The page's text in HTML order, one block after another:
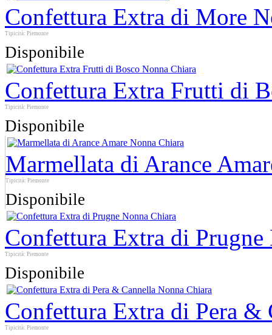
Confettura Extra di More
Tipicità: Piemonte
Disponibile
Confettura Extra Frutti di
Tipicità: Piemonte
Disponibile
Marmellata di Arance
Tipicità: Piemonte
Disponibile
Confettura Extra di Prugne
Tipicità: Piemonte
Disponibile
Confettura Extra di Pera &
Tipicità: Piemonte